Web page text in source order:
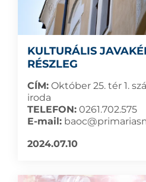
KULTURÁLIS
RÉSZLEG
CÍM: Október 25. tér 1.
iroda
TELEFON: 0261.702.575
E-mail:
2024.07.10